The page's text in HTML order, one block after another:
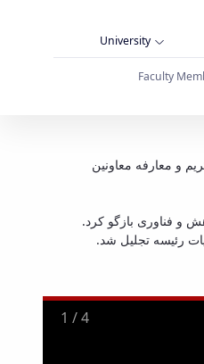
University
Faculty
بوعلی سینا همدان
تکریم و معارفه معاونین
و فناوری بازگو کرد.
رئیسه تجلیل شد.
2 /4